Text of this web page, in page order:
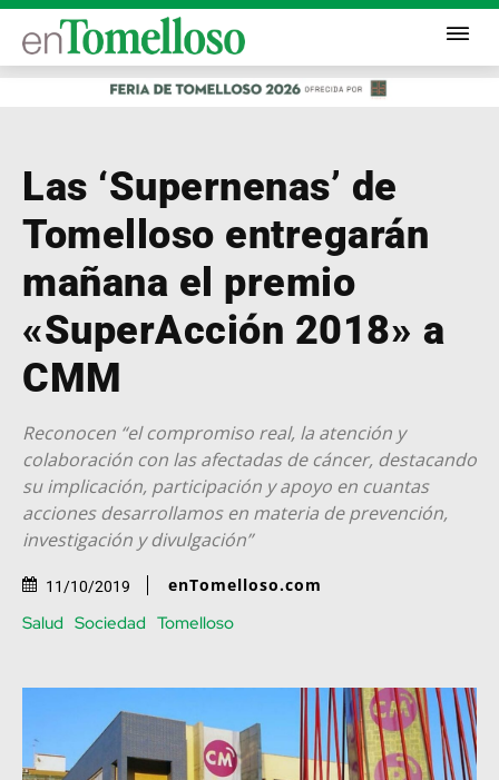
Las ‘Supernenas’ de
Tomelloso entregarán
mañana el premio
«SuperAcción 2018» a
CMM
Reconocen “el compromiso real, la atención y
colaboración con las afectadas de cáncer, destacando
su implicación, participación y apoyo en cuantas
acciones desarrollamos en materia de prevención,
investigación y divulgación”
11/10/2019 enTomelloso.com
Salud Sociedad Tomelloso